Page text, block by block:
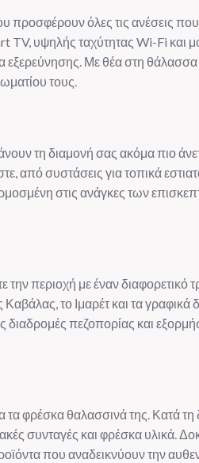
όλες τις ανέσεις που
TV, υψηλής ταχύτητας Wi-Fi και
εξερεύνησης. Με θέα στη
τους.
τη διαμονή σας ακόμα πιο
από συστάσεις για τοπικά
στις ανάγκες των
περιοχή με έναν διαφορετικό
το Ιμαρέτ και τα
διαδρομές πεζοπορίας και
φρέσκα θαλασσινά της. Κατά τη
συνταγές και φρέσκα υλικά.
που αναδεικνύουν την